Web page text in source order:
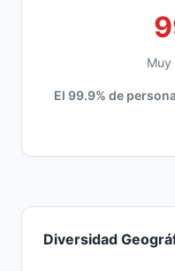
Muy
El 99.9% de
Diversidad